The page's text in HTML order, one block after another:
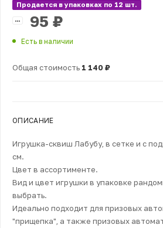
Продается в упаковках по 12 шт.
95 ₽
Есть в наличии
Общая стоимость 1 140 ₽
ОПИСАНИЕ
Игрушка-сквиш Лабубу, в сетке и с
см.
Цвет в ассортименте.
Вид и цвет игрушки в упаковке
выбрать.
Идеально подходит для призовых
"прищепка", а также призовых